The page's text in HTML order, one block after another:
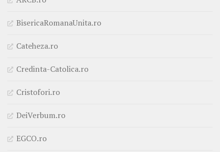
BisericaRomanaUnita.ro
Cateheza.ro
Credinta-Catolica.ro
Cristofori.ro
DeiVerbum.ro
EGCO.ro